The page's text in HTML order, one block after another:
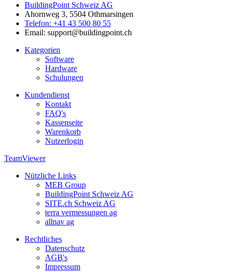
BuildingPoint Schweiz AG
Ahornweg 3, 5504 Othmarsingen
Telefon: +41 43 500 80 55
Email: support@buildingpoint.ch
Kategorien
Software
Hardware
Schulungen
Kundendienst
Kontakt
FAQ's
Kassenseite
Warenkorb
Nutzerlogin
TeamViewer
Nützliche Links
MEB Group
BuildingPoint Schweiz AG
SITE.ch Schweiz AG
terra vermessungen ag
allnav ag
Rechtliches
Datenschutz
AGB's
Impressum